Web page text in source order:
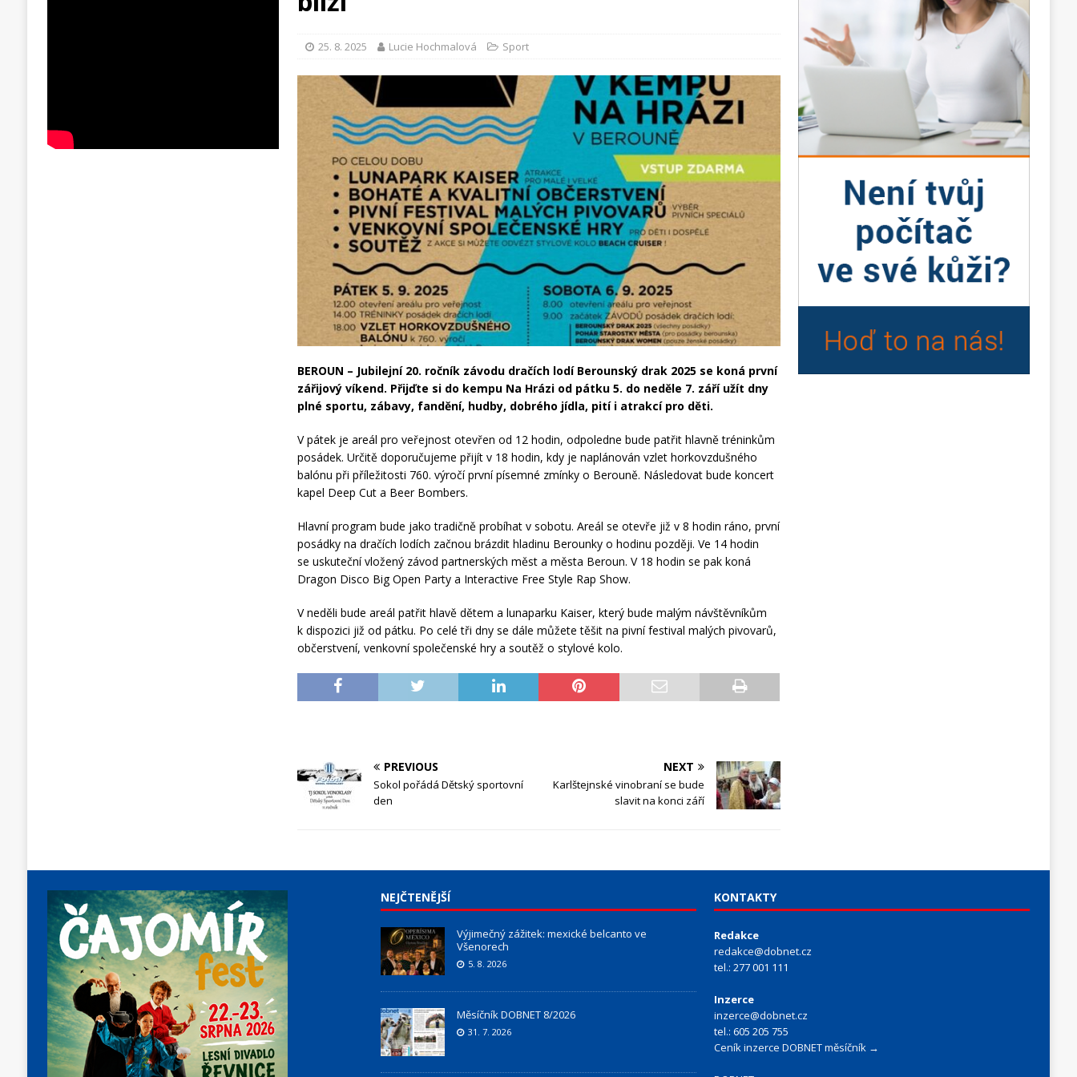
25. 8. 2025 Lucie Hochmalová Sport
BEROUN – Jubilejní 20. ročník závodu dračích lodí Berounský drak 2025 se koná první
zářijový víkend. Přijďte si do kempu Na Hrázi od pátku 5. do neděle 7. září užít dny
plné sportu, zábavy, fandění, hudby, dobrého jídla, pití i atrakcí pro děti.
V pátek je areál pro veřejnost otevřen od 12 hodin, odpoledne bude patřit hlavně tréninkům
posádek. Určitě doporučujeme přijít v 18 hodin, kdy je naplánován vzlet horkovzdušného
balónu při příležitosti 760. výročí první písemné zmínky o Berouně. Následovat bude koncert
kapel Deep Cut a Beer Bombers.
Hlavní program bude jako tradičně probíhat v sobotu. Areál se otevře již v 8 hodin ráno, první
posádky na dračích lodích začnou brázdit hladinu Berounky o hodinu později. Ve 14 hodin
se uskuteční vložený závod partnerských měst a města Beroun. V 18 hodin se pak koná
Dragon Disco Big Open Party a Interactive Free Style Rap Show.
V neděli bude areál patřit hlavě dětem a lunaparku Kaiser, který bude malým návštěvníkům
k dispozici již od pátku. Po celé tři dny se dále můžete těšit na pivní festival malých pivovarů,
občerstvení, venkovní společenské hry a soutěž o stylové kolo.
PREVIOUS
Sokol pořádá Dětský sportovní
den
NEXT
Karlštejnské vinobraní se bude
slavit na konci září
NEJČTENĚJŠÍ
Výjimečný zážitek: mexické belcanto ve
Všenorech
5. 8. 2026
Měsíčník DOBNET 8/2026
31. 7. 2026
KONTAKTY
Redakce
redakce@dobnet.cz
tel.: 277 001 111
Inzerce
inzerce@dobnet.cz
tel.: 605 205 755
Ceník inzerce DOBNET měsíčník →